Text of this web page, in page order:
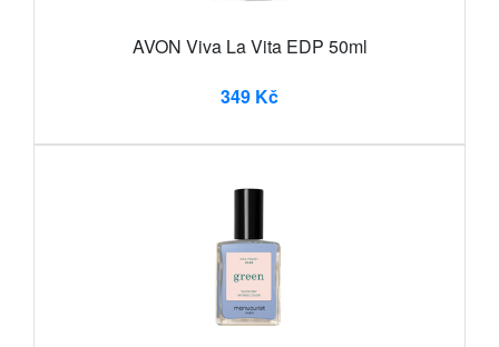
AVON Viva La Vita EDP 50ml
349 Kč